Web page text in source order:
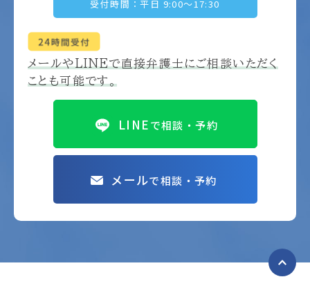
受付時間：平日 9:00～17:30
メールやLINEで直接弁護士にご相談いただく
ことも可能です。
LINEで相談・予約
メールで相談・予約